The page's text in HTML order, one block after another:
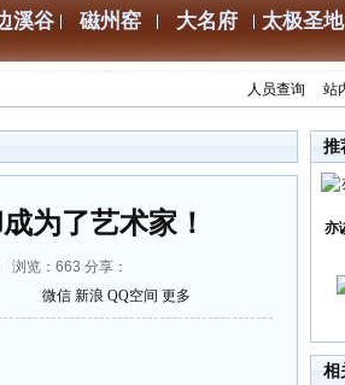
溪谷 磁州窑 大名府 太极圣地
人员查询 站
为了艺术家！
浏览： 663 分享：
微信 新浪 QQ空间 更多
推
亦
相